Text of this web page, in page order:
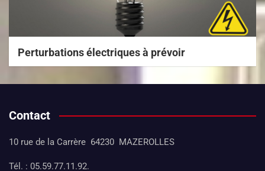
Perturbations électriques à prévoir
Contact
10 rue de la Carrère 64230 MAZEROLLES
Tél. : 05.59.77.11.92.